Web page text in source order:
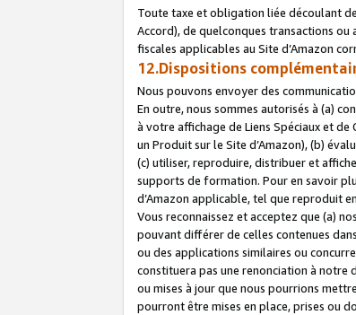
Toute taxe et obligation liée découlant
Accord), de quelconques transactions
fiscales applicables au Site d’Amazon
12.Dispositions
Nous pouvons envoyer des
En outre, nous sommes autorisés à (a)
à votre affichage de Liens Spéciaux et
un Produit sur le Site d’Amazon), (b)
(c) utiliser, reproduire, distribuer et
supports de formation. Pour en savoir
d’Amazon applicable, tel que reproduit en
Vous reconnaissez et acceptez que (a)
pouvant différer de celles contenues
ou des applications similaires ou
constituera pas une renonciation à notre
ou mises à jour que nous pourrions
pourront être mises en place, prises ou